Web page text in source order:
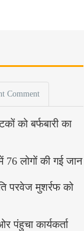
Comment
को बर्फबारी का
76 लोगों की गई जान
परवेज मुशर्रफ को
पंहुचा कार्यकर्ता